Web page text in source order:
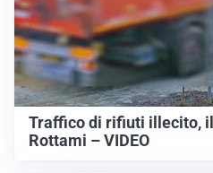
Traffico di rifiuti illecito,
Rottami – VIDEO